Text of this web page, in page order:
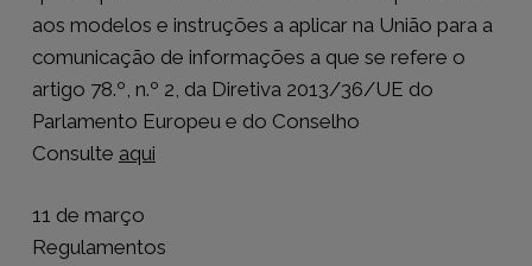
aos modelos e instruções a aplicar na União para a
comunicação de informações a que se refere o
artigo 78.º, n.º 2, da Diretiva 2013/36/UE do
Parlamento Europeu e do Conselho
Consulte aqui
11 de março
Regulamentos